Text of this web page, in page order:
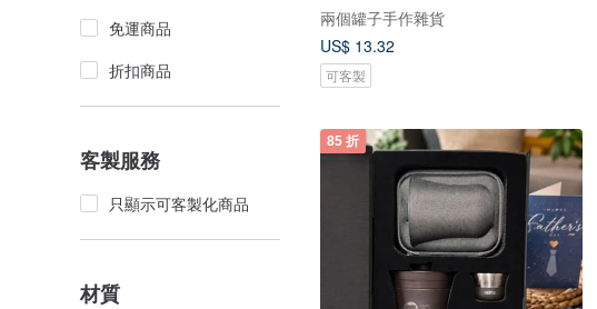
免運商品
折扣商品
客製服務
只顯示可客製化商品
材質
兩個罐子手作雜貨
US$ 13.32
可客製
85 折